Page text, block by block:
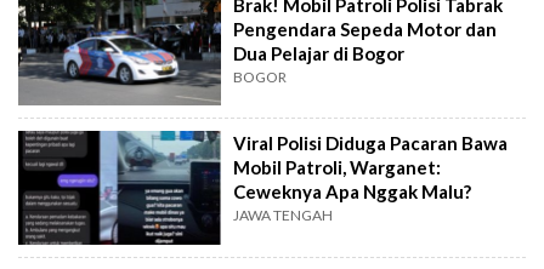
Pengendara Sepeda Motor dan
Dua Pelajar di Bogor
BOGOR
Viral Polisi Diduga Pacaran Bawa
Mobil Patroli, Warganet:
Ceweknya Apa Nggak Malu?
JAWA TENGAH